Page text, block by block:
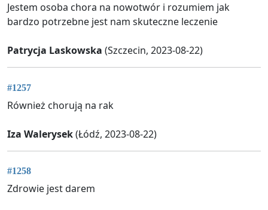
Jestem osoba chora na nowotwór i rozumiem jak
bardzo potrzebne jest nam skuteczne leczenie
Patrycja Laskowska (Szczecin, 2023-08-22)
#1257
Również chorują na rak
Iza Walerysek(Łódź, 2023-08-22)
#1258
Zdrowie jest darem